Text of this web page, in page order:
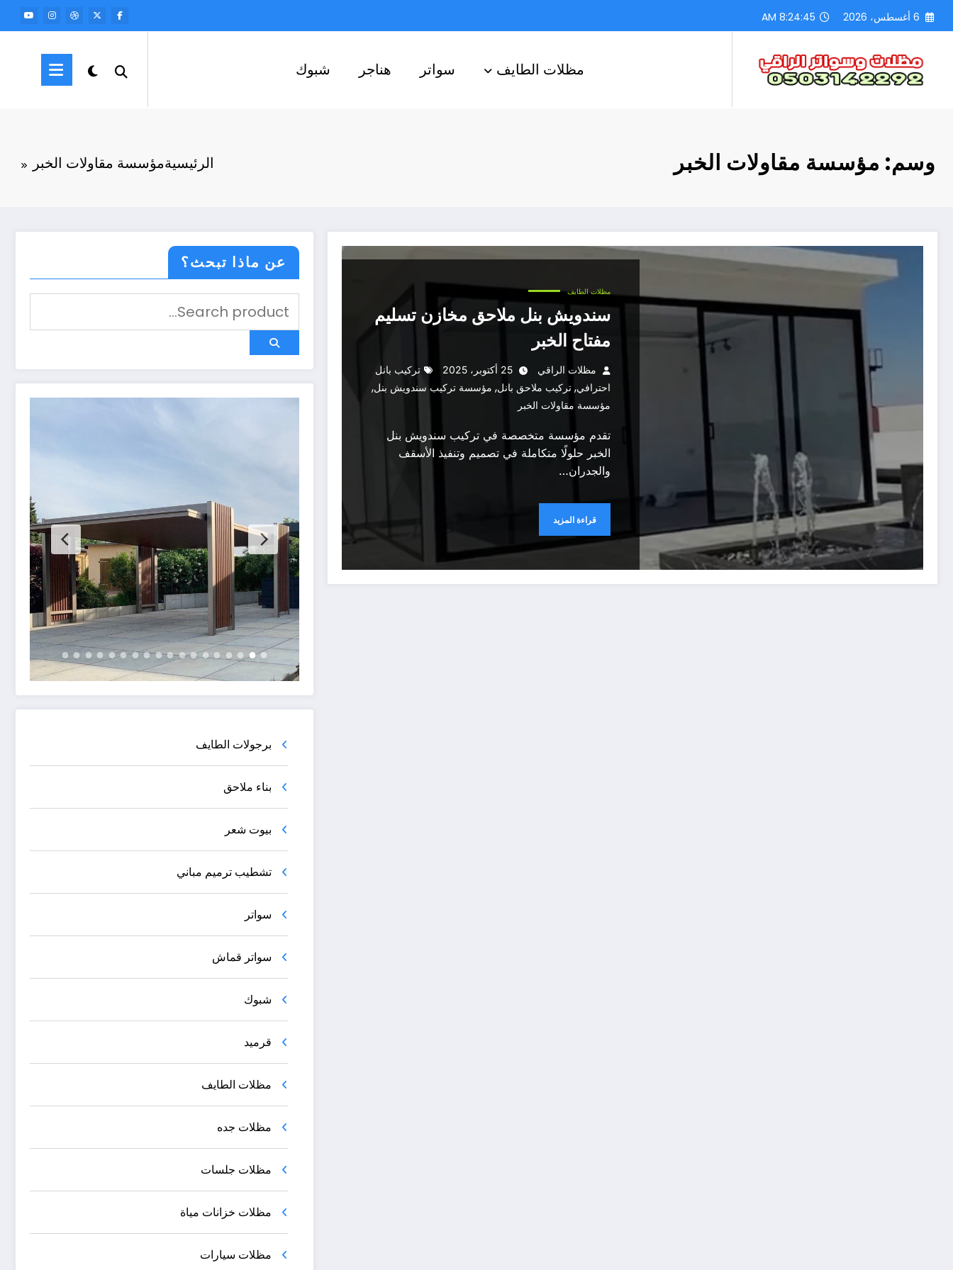
التجاوز
6 أغسطس، 2026 8:24:46 AM
مظلات الطايف سواتر هناجر شبوك
وسم: مؤسسة مقاولات الخبر الرئيسيةمؤسسة مقاولات الخبر
مظلات الطايف
سندويش بنل ملاحق مخازن تسليم
مفتاح الخبر
مظلات الراقي 25 أكتوبر، 2025
تركيب بانل
احترافي, تركيب ملاحق بانل, مؤسسة تركيب سندويش بنل,
مؤسسة مقاولات الخبر
تقدم مؤسسة متخصصة في تركيب سندويش بنل
الخبر حلولًا متكاملة في تصميم وتنفيذ الأسقف
والجدران…
قراءة المزيد
عن ماذا تبحث؟
برجولات الطايف
بناء ملاحق
بيوت شعر
تشطيب ترميم مباني
سواتر
سواتر قماش
شبوك
قرميد
مظلات الطايف
مظلات جده
مظلات جلسات
مظلات خزانات مياة
مظلات سيارات